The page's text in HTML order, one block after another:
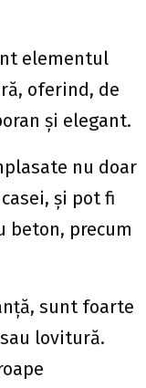
elementul
oferind, de
și elegant.
nu doar
și pot fi
beton, precum
sunt foarte
lovitură.